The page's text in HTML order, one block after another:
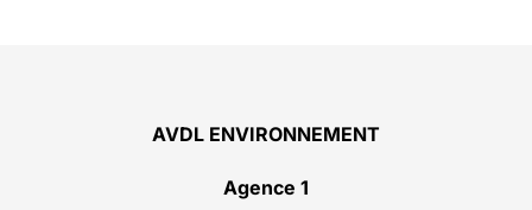
AVDL ENVIRONNEMENT
Agence 1